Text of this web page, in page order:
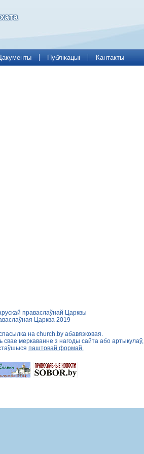
Публікацыі Кантакты
праваслаўнай Царквы
Царква 2019
на church.by абавязковая.
свае меркаванне з нагоды сайта або артыкулаў,
паштовай формай.